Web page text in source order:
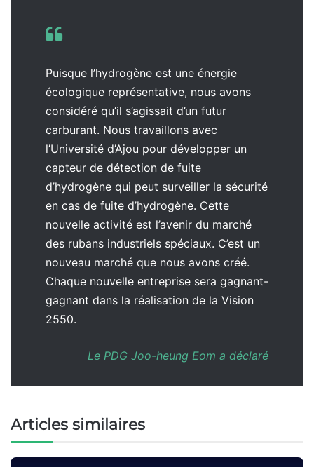
Puisque l’hydrogène est une énergie
écologique représentative, nous avons
considéré qu’il s’agissait d’un futur
carburant. Nous travaillons avec
l’Université d’Ajou pour développer un
capteur de détection de fuite
d’hydrogène qui peut surveiller la sécurité
en cas de fuite d’hydrogène. Cette
nouvelle activité est l’avenir du marché
des rubans industriels spéciaux. C’est un
nouveau marché que nous avons créé.
Chaque nouvelle entreprise sera gagnant-
gagnant dans la réalisation de la Vision
2550.
Le PDG Joo-heung Eom a déclaré
Articles similaires